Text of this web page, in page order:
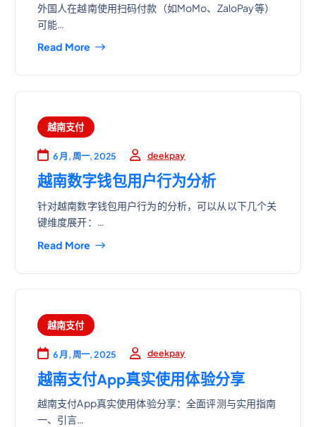
外国人在越南使用扫码付款（如MoMo、ZaloPay等）
可能…
Read More
越南支付
6 月, 周一, 2025 deekpay
越南数字钱包用户行为分析
针对越南数字钱包用户行为的分析，可以从以下几个关
键维度展开：…
Read More
越南支付
6 月, 周一, 2025 deekpay
越南支付App真实使用体验分享
越南支付App真实使用体验分享：全面评测与实用指南
一、引言…